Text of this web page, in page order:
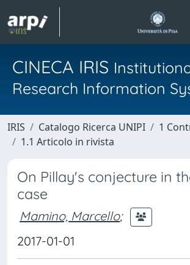
CINECA IRIS
Research Information
IRIS Catalogo Ricerca UNIPI
1
1.1 Articolo in rivista
On Pillay's conjecture in
case
Mamino, Marcello;
2017-01-01